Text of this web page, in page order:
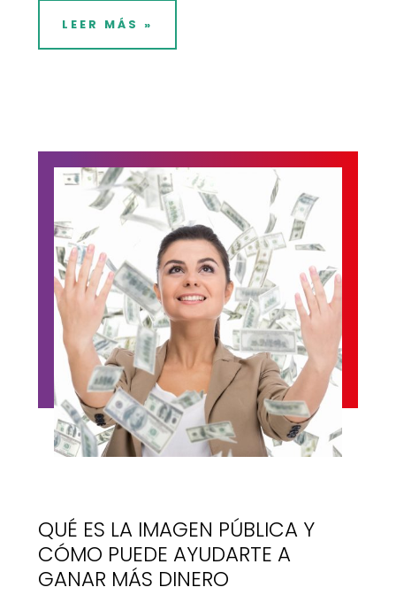
LEER MÁS »
QUÉ ES LA IMAGEN PÚBLICA Y
CÓMO PUEDE AYUDARTE A
GANAR MÁS DINERO